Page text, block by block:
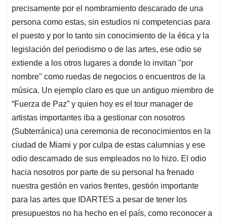
precisamente por el nombramiento descarado de una
persona como estas, sin estudios ni competencias para
el puesto y por lo tanto sin conocimiento de la ética y la
legislación del periodismo o de las artes, ese odio se
extiende a los otros lugares a donde lo invitan "por
nombre" como ruedas de negocios o encuentros de la
música. Un ejemplo claro es que un antiguo miembro de
“Fuerza de Paz” y quien hoy es el tour manager de
artistas importantes iba a gestionar con nosotros
(Subterránica) una ceremonia de reconocimientos en la
ciudad de Miami y por culpa de estas calumnias y ese
odio descarnado de sus empleados no lo hizo. El odio
hacia nosotros por parte de su personal ha frenado
nuestra gestión en varios frentes, gestión importante
para las artes que IDARTES a pesar de tener los
presupuestos no ha hecho en el país, como reconocer a